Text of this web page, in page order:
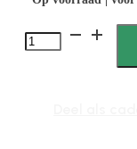
Feline